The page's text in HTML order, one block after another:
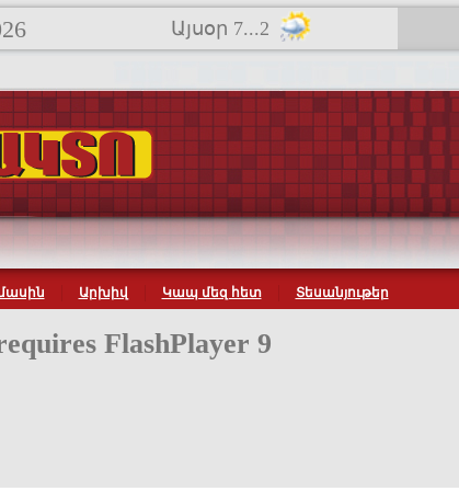
Այսօր 7...2
Արխիվ Կապ մեզ հետ Տեսանյութեր
FlashPlayer 9